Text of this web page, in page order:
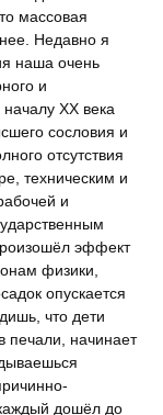
массовая
Недавно я
наша очень
и
началу ХХ века
сословия и
отсутствия
техническим и
и
эффект
физики,
опускается
что дети
печали, начинает
дошёл до